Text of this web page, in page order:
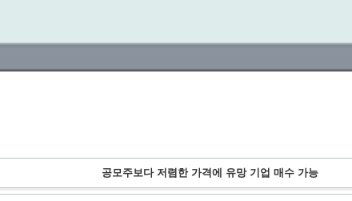
공모주보다 저렴한 가격에 유망 기업 매수 가능